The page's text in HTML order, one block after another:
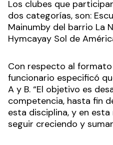
Los clubes que
dos categorías, son:
Mainumby del barrio La
Hymcayay Sol de
Con respecto al
funcionario especificó
A y B. “El objetivo es
competencia, hasta fin
esta disciplina, y en
seguir creciendo y